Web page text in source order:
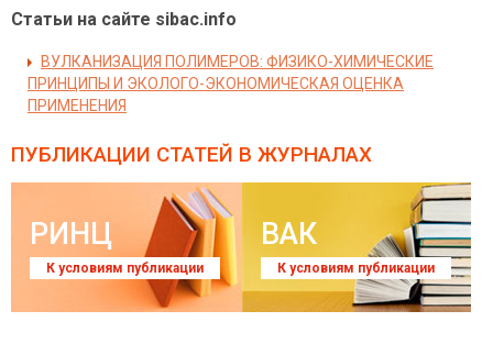
Статьи на сайте sibac.info
ВУЛКАНИЗАЦИЯ ПОЛИМЕРОВ: ФИЗИКО-ХИМИЧЕСКИЕ
ПРИНЦИПЫ И ЭКОЛОГО-ЭКОНОМИЧЕСКАЯ ОЦЕНКА
ПРИМЕНЕНИЯ
ПУБЛИКАЦИИ СТАТЕЙ В ЖУРНАЛАХ
РИНЦ
К условиям публикации
ВАК
К условиям публикации